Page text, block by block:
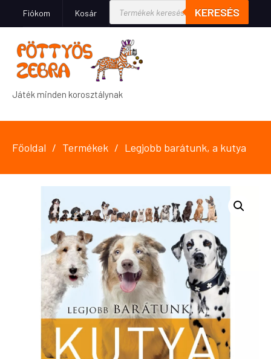
Fiókom Kosár KERESÉS
Játék minden korosztálynak
Főoldal Termékek Legjobb barátunk, a kutya